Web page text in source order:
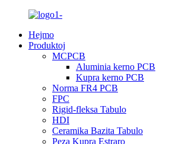
Hejmo
Produktoj
MCPCB
Aluminia kerno PCB
Kupra kerno PCB
Norma FR4 PCB
FPC
Rigid-fleksa Tabulo
HDI
Ceramika Bazita Tabulo
Peza Kupra Estraro